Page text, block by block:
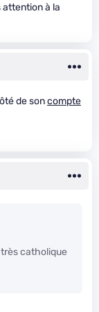
à la
de soncompte
très catholique